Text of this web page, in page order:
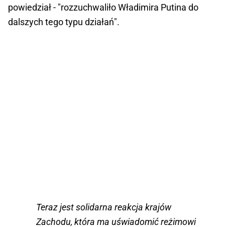
powiedział - "rozzuchwaliło Władimira Putina do
dalszych tego typu działań".
Teraz jest solidarna reakcja krajów
Zachodu, która ma uświadomić reżimowi